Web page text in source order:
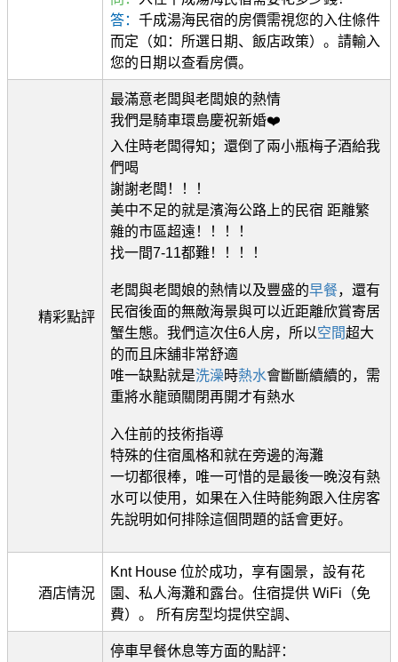
答： 千成湯海民宿的房價需視您的入住條件
而定（如：所選日期、飯店政策）。請輸入
您的日期以查看房價。
精彩點評
最滿意老闆與老闆娘的熱情
我們是騎車環島慶祝新婚❤️
入住時老闆得知；還倒了兩小瓶梅子酒給我
們喝
謝謝老闆！！！
美中不足的就是濱海公路上的民宿 距離繁
雜的市區超遠！！！！
找一間7-11都難！！！！
老闆與老闆娘的熱情以及豐盛的早餐，還有
民宿後面的無敵海景與可以近距離欣賞寄居
蟹生態。我們這次住6人房，所以空間超大
的而且床舖非常舒適
唯一缺點就是洗澡時熱水會斷斷續續的，需
重將水龍頭關閉再開才有熱水
入住前的技術指導
特殊的住宿風格和就在旁邊的海灘
一切都很棒，唯一可惜的是最後一晚沒有熱
水可以使用，如果在入住時能夠跟入住房客
先說明如何排除這個問題的話會更好。
酒店情況
Knt House 位於成功，享有園景，設有花
園、私人海灘和露台。住宿提供 WiFi（免
費）。 所有房型均提供空調、
停車早餐休息等方面的點評：